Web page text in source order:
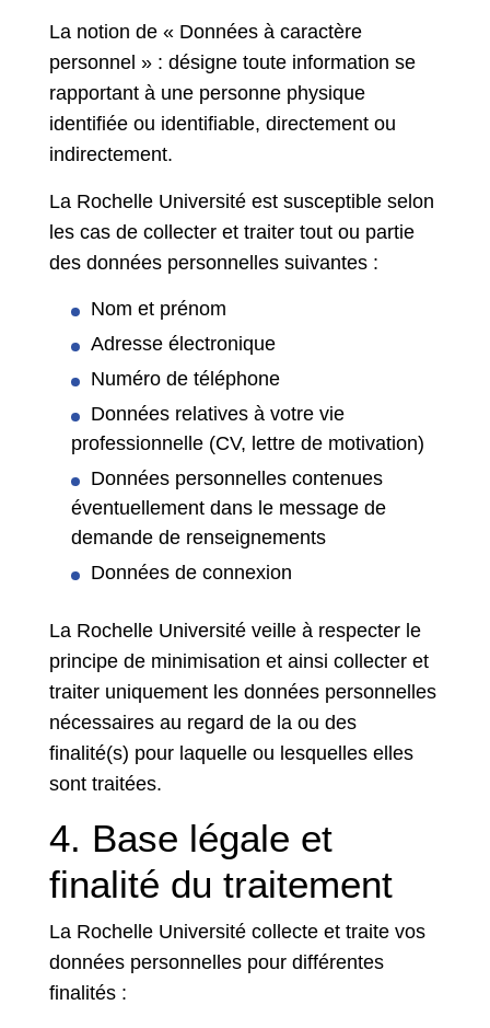
La notion de « Données à caractère
personnel » : désigne toute information se
rapportant à une personne physique
identifiée ou identifiable, directement ou
indirectement.
La Rochelle Université est susceptible selon
les cas de collecter et traiter tout ou partie
des données personnelles suivantes :
Nom et prénom
Adresse électronique
Numéro de téléphone
Données relatives à votre vie
professionnelle (CV, lettre de motivation)
Données personnelles contenues
éventuellement dans le message de
demande de renseignements
Données de connexion
La Rochelle Université veille à respecter le
principe de minimisation et ainsi collecter et
traiter uniquement les données personnelles
nécessaires au regard de la ou des
finalité(s) pour laquelle ou lesquelles elles
sont traitées.
4. Base légale et
finalité du traitement
La Rochelle Université collecte et traite vos
données personnelles pour différentes
finalités :